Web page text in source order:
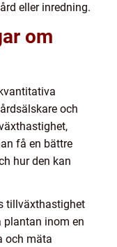
eller inredning.
om
och
få en bättre
hur den kan
tillväxthastighet
inom en
och mäta